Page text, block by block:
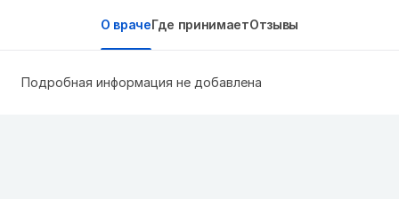
О врачеГде принимаетОтзывы
Подробная информация не добавлена